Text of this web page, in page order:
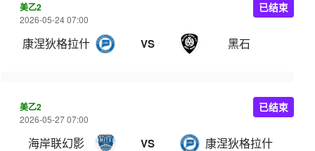
美乙2
2026-05-24 07:00
康涅狄格拉什 VS 黑石
已结束
美乙2
2026-05-27 07:00
海岸联幻影 VS 康涅狄格拉什
已结束